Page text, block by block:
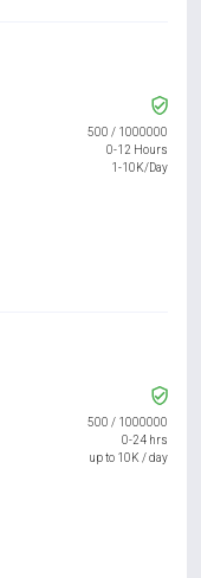
500 / 1000000
0-12 Hours
1-10K/Day
500 / 1000000
0-24 hrs
up to 10K / day